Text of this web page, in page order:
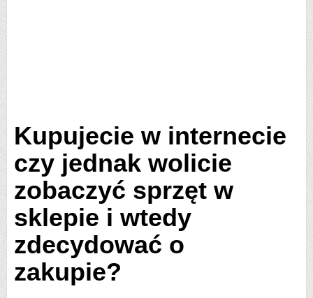
Kupujecie w internecie
czy jednak wolicie
zobaczyć sprzęt w
sklepie i wtedy
zdecydować o
zakupie?